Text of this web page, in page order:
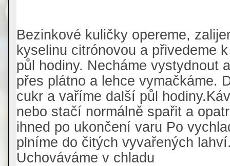
Bezinkové kuličky opereme,
kyselinu citrónovou a přivedeme
půl hodiny. Necháme vystydnout
přes plátno a lehce vymačkáme.
cukr a vaříme další půl
nebo stačí normálně spařit a
ihned po ukončení varu Po
plníme do čitých vyvařených
Uchováváme v chladu